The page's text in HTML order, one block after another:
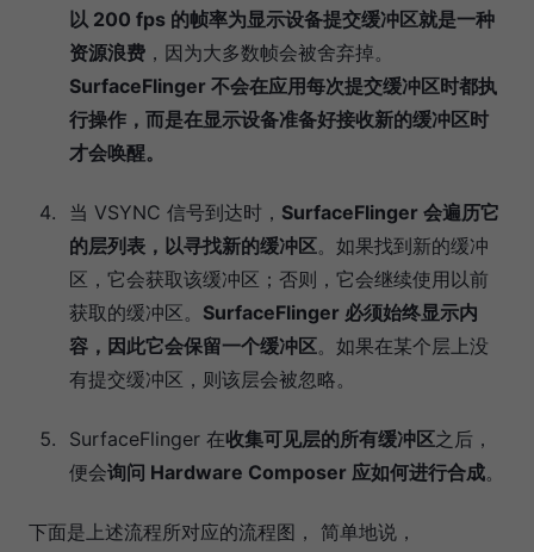
以 200 fps 的帧率为显示设备提交缓冲区就是一种
资源浪费 ，因为大多数帧会被舍弃掉。
SurfaceFlinger 不会在应用每次提交缓冲区时都执
行操作，而是在显示设备准备好接收新的缓冲区时
才会唤醒。
当 VSYNC 信号到达时， SurfaceFlinger 会遍历它
的层列表，以寻找新的缓冲区。如果找到新的缓冲
区，它会获取该缓冲区；否则，它会继续使用以前
获取的缓冲区。 SurfaceFlinger 必须始终显示内
容，因此它会保留一个缓冲区。如果在某个层上没
有提交缓冲区，则该层会被忽略。
SurfaceFlinger 在收集可见层的所有缓冲区之后，
便会询问 Hardware Composer 应如何进行合成。
下面是上述流程所对应的流程图， 简单地说，